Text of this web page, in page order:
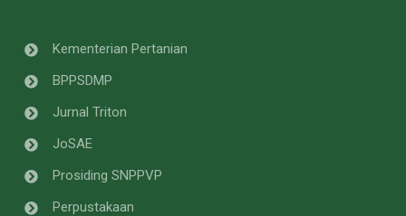
Kementerian Pertanian
BPPSDMP
Jurnal Triton
JoSAE
Prosiding SNPPVP
Perpustakaan